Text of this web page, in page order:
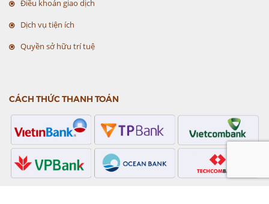
Điều khoản giao dịch
Dịch vụ tiện ích
Quyền sở hữu trí tuệ
CÁCH THỨC THANH TOÁN